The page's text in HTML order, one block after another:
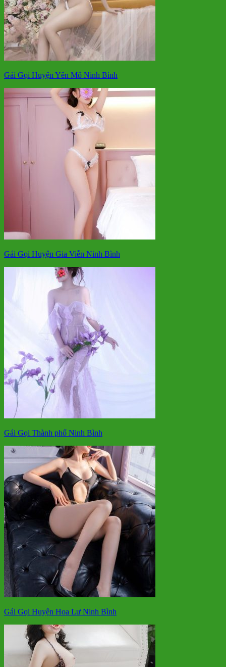
Gái Gọi Huyện Yên Mô Ninh Bình
Gái Gọi Huyện Gia Viễn Ninh Bình
Gái Gọi Thành phố Ninh Bình
Gái Gọi Huyện Hoa Lư Ninh Bình